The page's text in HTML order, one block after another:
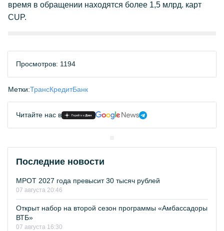
время в обращении находятся более 1,5 млрд. карт
CUP.
Просмотров: 1194
Метки:ТрансКредитБанк
Читайте нас в
Последние новости
МРОТ 2027 года превысит 30 тысяч рублей
07 августа 20:46
Открыт набор на второй сезон программы «Амбассадоры
ВТБ»
07 августа 16:30